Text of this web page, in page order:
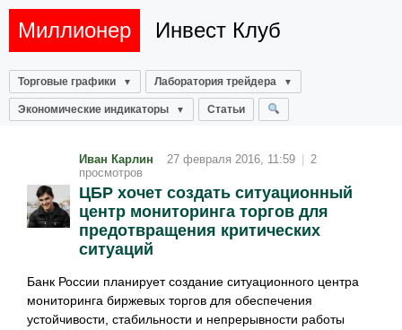
Миллионер Инвест Клуб
Торговые графики Лаборатория трейдера
Экономические индикаторы Статьи
Иван Карлин 27 февраля 2016, 11:59
2
просмотров
ЦБР хочет создать ситуационный
центр мониторинга торгов для
предотвращения критических
ситуаций
Банк России планирует создание ситуационного центра
мониторинга биржевых торгов для обеспечения
устойчивости, стабильности и непрерывности работы